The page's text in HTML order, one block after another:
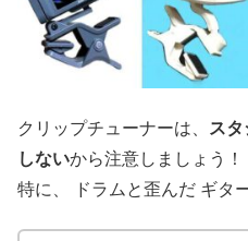
クリップチューナーは、
ス
しないから注意しましょう！
特に、 ドラムと歪んだ ギタ